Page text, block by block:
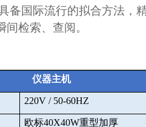
备国际流行的拟合方法，
检索、查阅。
仪器主机
220V / 50-60HZ
欧标40X40W重型加厚